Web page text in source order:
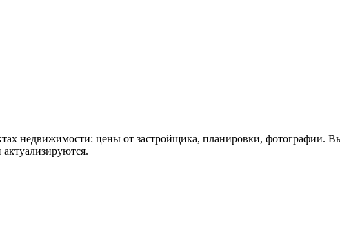
недвижимости: цены от застройщика, планировки, фотографии.